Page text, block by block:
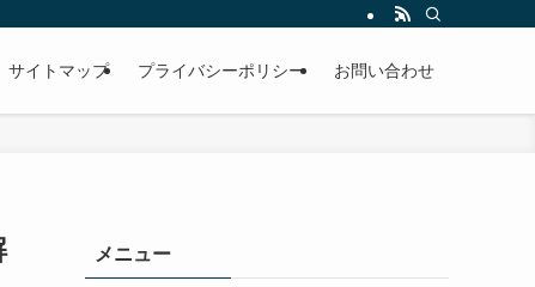
サイトマップ プライバシーポリシー お問い合わせ
メニュー